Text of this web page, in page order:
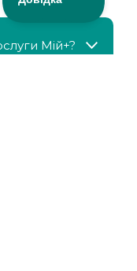
Мій+?